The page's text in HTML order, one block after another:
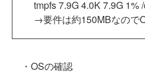
tmpfs 7.9G 4.0K 7.9G 1%
→要件は約150MBなので
・OSの確認